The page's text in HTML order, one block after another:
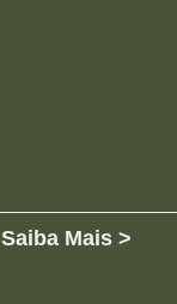
Saiba Mais >